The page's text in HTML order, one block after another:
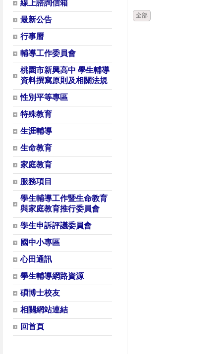
線上諮詢信箱
最新公告
行事曆
輔導工作委員會
桃園市新興高中 學生輔導
資料撰寫原則及相關法規
性別平等專區
特殊教育
生涯輔導
生命教育
家庭教育
服務項目
學生輔導工作暨生命教育
與家庭教育推行委員會
學生申訴評議委員會
國中小專區
心田通訊
學生輔導網路資源
碩博士校友
相關網站連結
回首頁
全部